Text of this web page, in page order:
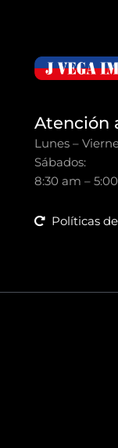
Atención
Lunes –
Sábados:
8:30 am –
Políticas